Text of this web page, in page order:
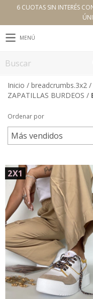
6 CUOTAS SIN INTERÉS
MENÚ
Inicio / breadcrumbs.3x2 /
ZAPATILLAS BURDEOS /
Ordenar por
2X1